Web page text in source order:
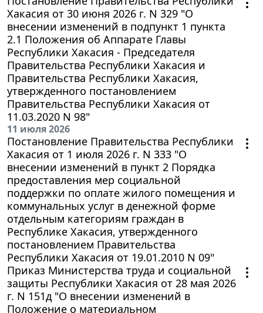
Хакасия от 30 июня 2026 г. N 329 "О
внесении изменений в подпункт 1 пункта
2.1 Положения об Аппарате Главы
Республики Хакасия - Председателя
Правительства Республики Хакасия и
Правительства Республики Хакасия,
утвержденного постановлением
Правительства Республики Хакасия от
11.03.2020 N 98"
11 июля 2026
Постановление Правительства Республики
Хакасия от 1 июля 2026 г. N 333 "О
внесении изменений в пункт 2 Порядка
предоставления мер социальной
поддержки по оплате жилого помещения и
коммунальных услуг в денежной форме
отдельным категориям граждан в
Республике Хакасия, утвержденного
постановлением Правительства
Республики Хакасия от 19.01.2010 N 09"
Приказ Министерства труда и социальной
защиты Республики Хакасия от 28 мая 2026
г. N 151д "О внесении изменений в
Положение о материальном